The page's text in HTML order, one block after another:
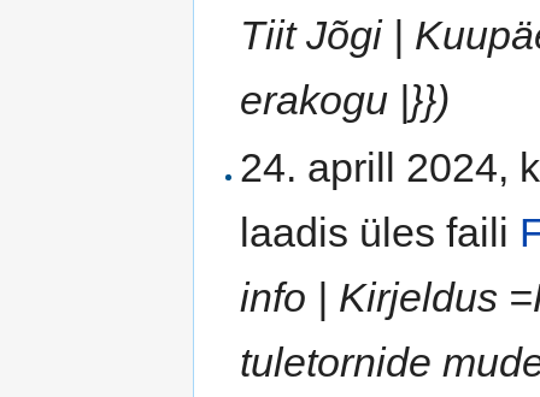
Tiit Jõgi |
erakogu |}})
24. aprill 2024,
laadis üles faili
info | Kirjeldus
tuletornide